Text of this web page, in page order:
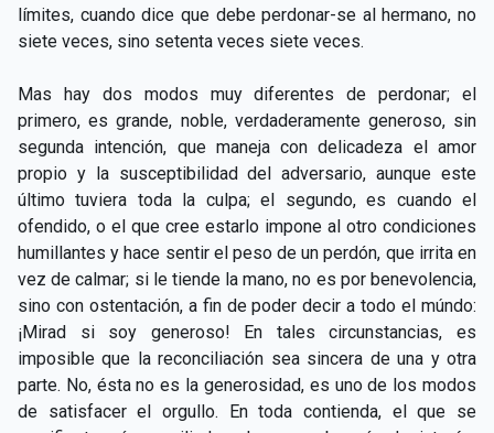
CAPÍTULO XXV - Buscad y encontraréis ▸
gratuitamente
CAPÍTULO XXVII - Pedid y se os dará ▸
CAPÍTULO XXVIII - Colección de oraciones
espiritistas
▸
límites, cuando dice que debe perdonar-se al hermano, no
siete veces, sino setenta veces siete veces.
Mas hay dos modos muy diferentes de perdonar; el
primero, es grande, noble, verdaderamente generoso, sin
segunda intención, que maneja con delicadeza el amor
propio y la susceptibilidad del adversario, aunque este
último tuviera toda la culpa; el segundo, es cuando el
ofendido, o el que cree estarlo impone al otro condiciones
humillantes y hace sentir el peso de un perdón, que irrita en
vez de calmar; si le tiende la mano, no es por benevolencia,
sino con ostentación, a fin de poder decir a todo el múndo:
¡Mirad si soy generoso! En tales circunstancias, es
imposible que la reconciliación sea sincera de una y otra
parte. No, ésta no es la generosidad, es uno de los modos
de satisfacer el orgullo. En toda contienda, el que se